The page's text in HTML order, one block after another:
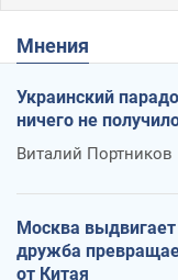
Мнения
Украинский
ничего не
Виталий Портников
Москва
дружба
от Китая